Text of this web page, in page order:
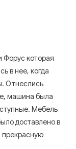
Форус которая
в нее, когда
Отнеслись
машина была
Мебель
доставлено в
прекрасную